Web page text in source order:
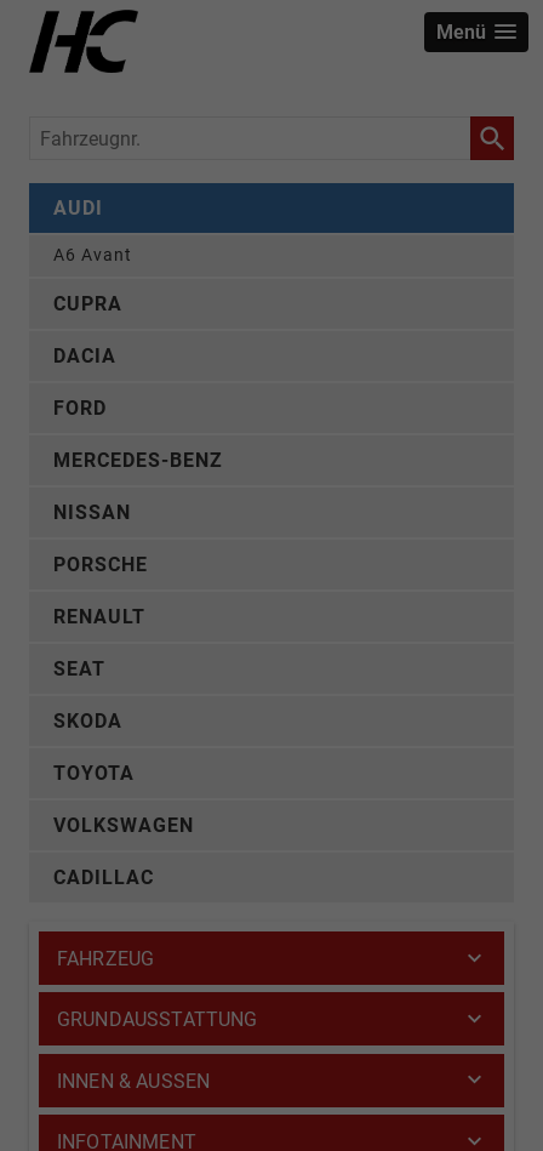
Menü
Fahrzeugnr.
AUDI
A6 Avant
CUPRA
DACIA
FORD
MERCEDES-BENZ
NISSAN
PORSCHE
RENAULT
SEAT
SKODA
TOYOTA
VOLKSWAGEN
CADILLAC
FAHRZEUG
GRUNDAUSSTATTUNG
INNEN & AUSSEN
INFOTAINMENT